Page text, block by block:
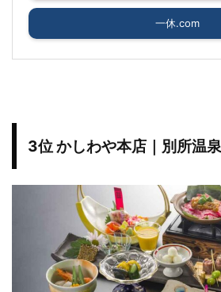
一休.com
3位 かしわや本店｜別所温